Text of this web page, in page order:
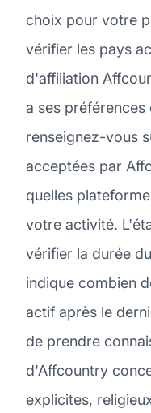
choix pour votre
vérifier les pays
d'affiliation
a ses préférences
renseignez-vous
acceptées par
quelles
votre activité.
vérifier la durée
indique combien
actif après le
de prendre
d'Affcountry
explicites,